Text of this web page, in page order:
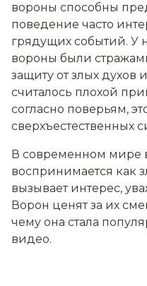
вороны способны
поведение часто
грядущих событий. У
вороны были
защиту от злых духов
считалось плохой
согласно поверьям,
сверхъестественных
В современном мире
воспринимается как
вызывает интерес,
Ворон ценят за их
чему она стала
видео.